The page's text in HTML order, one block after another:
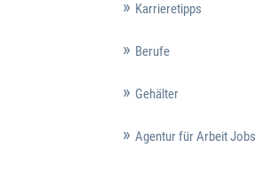
Karrieretipps
Berufe
Gehälter
Agentur für Arbeit Jobs